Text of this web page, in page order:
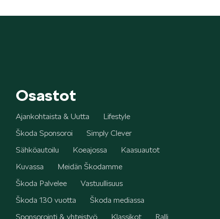
Osastot
Ajankohtaista & Uutta
Lifestyle
Škoda Sponsoroi
Simply Clever
Sähköautoilu
Koeajossa
Kaasuautot
Kuvassa
Meidän Škodamme
Škoda Palvelee
Vastuullisuus
Škoda 130 vuotta
Škoda mediassa
Sponsorointi & yhteistyö
Klassikot Ralli